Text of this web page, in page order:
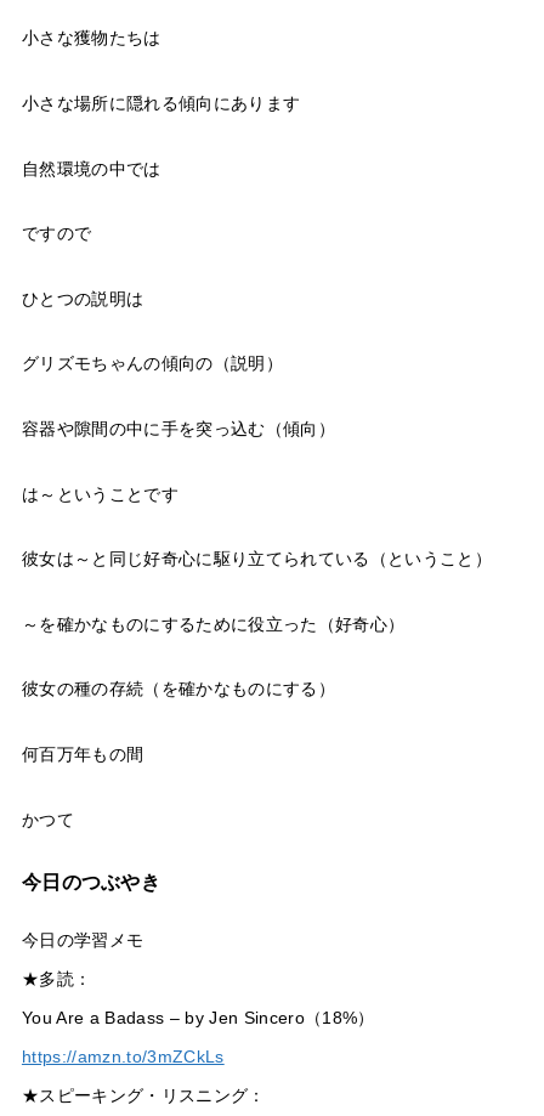
小さな獲物たちは
小さな場所に隠れる傾向にあります
自然環境の中では
ですので
ひとつの説明は
グリズモちゃんの傾向の（説明）
容器や隙間の中に手を突っ込む（傾向）
は～ということです
彼女は～と同じ好奇心に駆り立てられている（ということ）
～を確かなものにするために役立った（好奇心）
彼女の種の存続（を確かなものにする）
何百万年もの間
かつて
今日のつぶやき
今日の学習メモ
★多読：
You Are a Badass – by Jen Sincero（18%）
https://amzn.to/3mZCkLs
★スピーキング・リスニング：